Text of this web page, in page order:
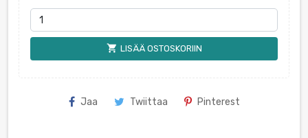
shopping_cart LISÄÄ OSTOSKORIIN
Jaa Twiittaa Pinterest